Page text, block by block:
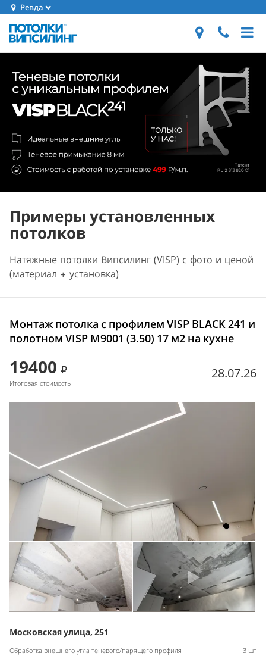
Ревда
Примеры установленных
потолков
Натяжные потолки Випсилинг (VISP) с фото и ценой
(материал + установка)
Монтаж потолка с профилем VISP BLACK 241 и
полотном VISP M9001 (3.50) 17 м2 на кухне
19400
Итоговая стоимость
28.07.26
Московская улица, 251
Обработка внешнего угла теневого/парящего профиля
3 шт